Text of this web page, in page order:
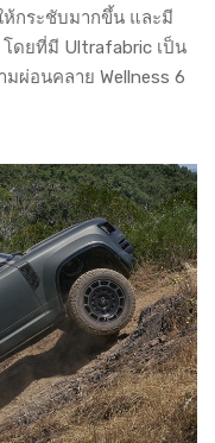
ห้กระชับมากขึ้น และมี
ดยที่มี Ultrafabric เป็น
ผ่อนคลาย Wellness 6